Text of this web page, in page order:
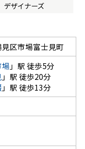
デザイナーズ
区市場富士見町
」駅 徒歩5分
」駅 徒歩20分
」駅 徒歩13分